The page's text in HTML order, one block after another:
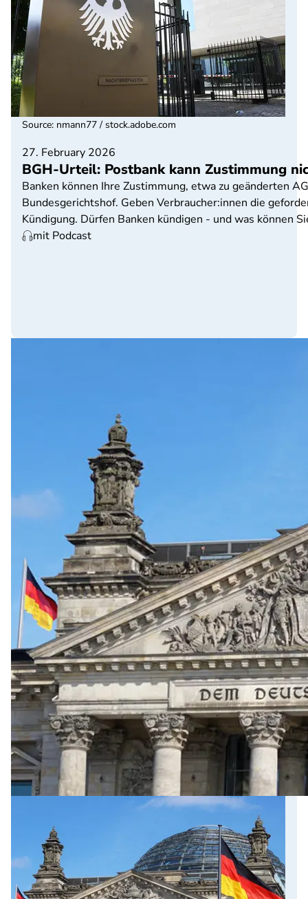
27. February 2026
BGH-Urteil: Postbank kann Zustimmung
Banken können Ihre Zustimmung, etwa zu geänderten
Bundesgerichtshof. Geben Verbraucher:innen die
Kündigung. Dürfen Banken kündigen - und was können
mit Podcast
Source: nmann77 / stock.adobe.com